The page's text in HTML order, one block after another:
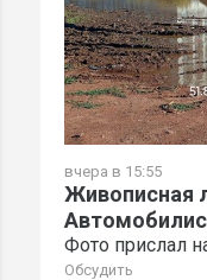
вчера в 15:55
Живописная
Фото прислал
Обсудить